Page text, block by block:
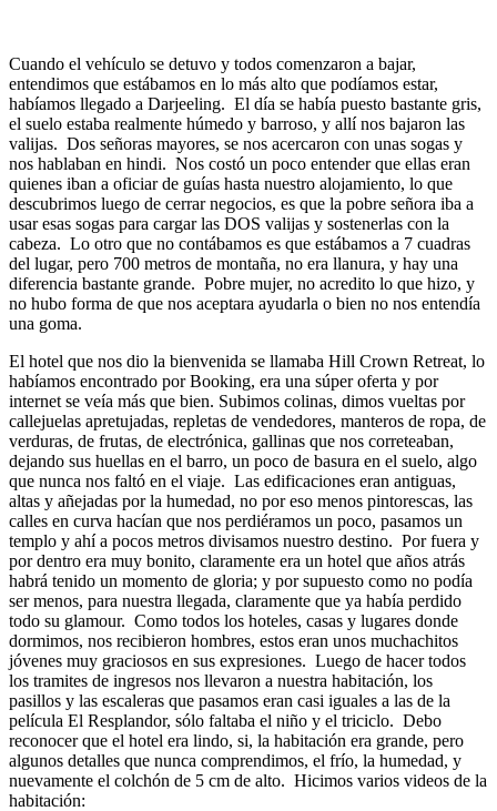
Cuando el vehículo se detuvo y todos comenzaron a bajar,
entendimos que estábamos en lo más alto que podíamos estar,
habíamos llegado a Darjeeling. El día se había puesto bastante gris,
el suelo estaba realmente húmedo y barroso, y allí nos bajaron las
valijas. Dos señoras mayores, se nos acercaron con unas sogas y
nos hablaban en hindi. Nos costó un poco entender que ellas eran
quienes iban a oficiar de guías hasta nuestro alojamiento, lo que
descubrimos luego de cerrar negocios, es que la pobre señora iba a
usar esas sogas para cargar las DOS valijas y sostenerlas con la
cabeza. Lo otro que no contábamos es que estábamos a 7 cuadras
del lugar, pero 700 metros de montaña, no era llanura, y hay una
diferencia bastante grande. Pobre mujer, no acredito lo que hizo, y
no hubo forma de que nos aceptara ayudarla o bien no nos entendía
una goma.
El hotel que nos dio la bienvenida se llamaba Hill Crown Retreat, lo
habíamos encontrado por Booking, era una súper oferta y por
internet se veía más que bien. Subimos colinas, dimos vueltas por
callejuelas apretujadas, repletas de vendedores, manteros de ropa, de
verduras, de frutas, de electrónica, gallinas que nos correteaban,
dejando sus huellas en el barro, un poco de basura en el suelo, algo
que nunca nos faltó en el viaje. Las edificaciones eran antiguas,
altas y añejadas por la humedad, no por eso menos pintorescas, las
calles en curva hacían que nos perdiéramos un poco, pasamos un
templo y ahí a pocos metros divisamos nuestro destino. Por fuera y
por dentro era muy bonito, claramente era un hotel que años atrás
habrá tenido un momento de gloria; y por supuesto como no podía
ser menos, para nuestra llegada, claramente que ya había perdido
todo su glamour. Como todos los hoteles, casas y lugares donde
dormimos, nos recibieron hombres, estos eran unos muchachitos
jóvenes muy graciosos en sus expresiones. Luego de hacer todos
los tramites de ingresos nos llevaron a nuestra habitación, los
pasillos y las escaleras que pasamos eran casi iguales a las de la
película El Resplandor, sólo faltaba el niño y el triciclo. Debo
reconocer que el hotel era lindo, si, la habitación era grande, pero
algunos detalles que nunca comprendimos, el frío, la humedad, y
nuevamente el colchón de 5 cm de alto. Hicimos varios videos de la
habitación: